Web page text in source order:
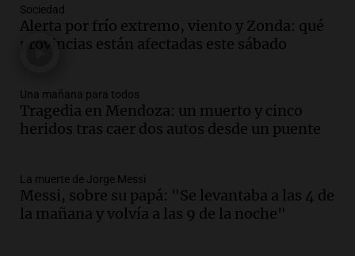
Episodios
Audio. Ley de Propiedad Privada: el revés
en el Congreso expuso una debilidad
Una mañana para todos
Episodios
Audio.Casabindo se prepara para una
Una mañana para todos
Episodios
Audio.Borges, abogada de Pourrain:
Sociedad
Alerta por frío extremo, viento y Zonda: qué
provincias están afectadas este sábado
Una mañana para todos
Tragedia en Mendoza: un muerto y cinco
heridos tras caer dos autos desde un puente
La muerte de Jorge Messi
Messi, sobre su papá: "Se levantaba a las 4 de
la mañana y volvía a las 9 de la noche"